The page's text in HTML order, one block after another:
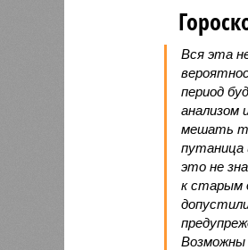
Вся эта
период
анализом
мешать
путаница
это не
к старым
Возможны